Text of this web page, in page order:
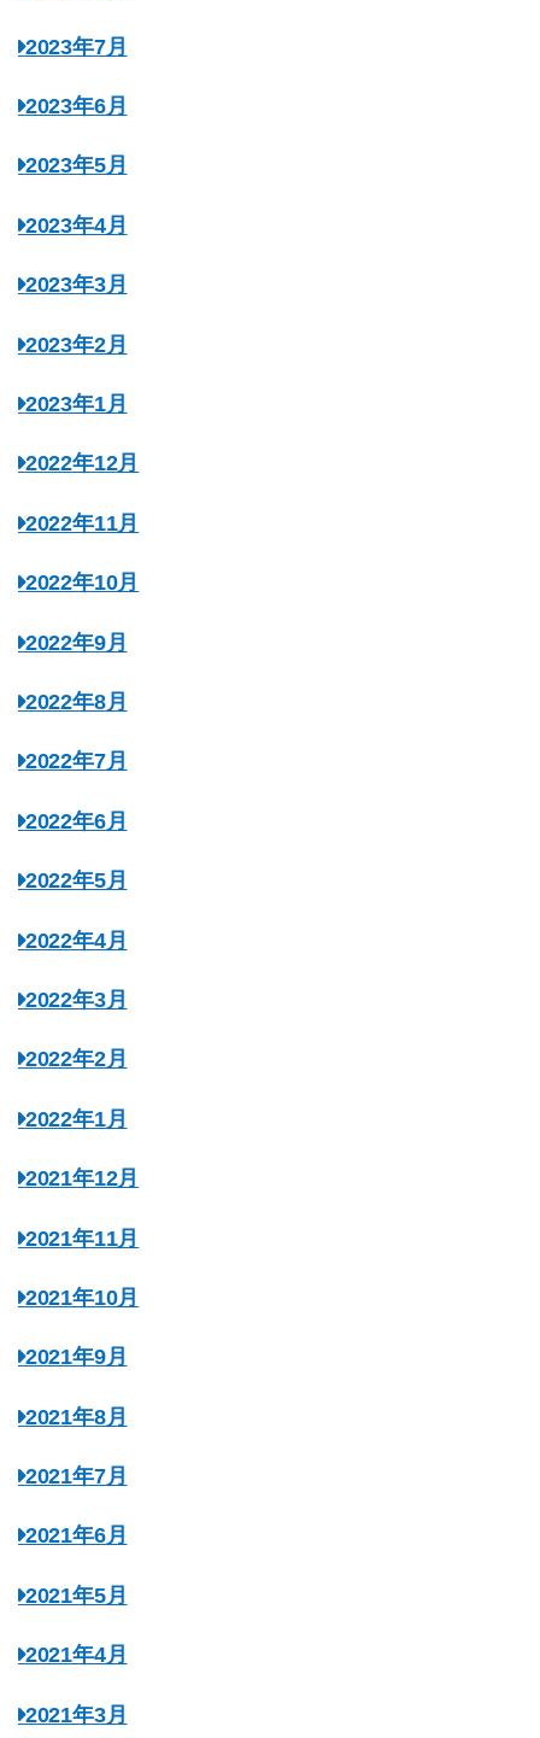
2023年7月
2023年6月
2023年5月
2023年4月
2023年3月
2023年2月
2023年1月
2022年12月
2022年11月
2022年10月
2022年9月
2022年8月
2022年7月
2022年6月
2022年5月
2022年4月
2022年3月
2022年2月
2022年1月
2021年12月
2021年11月
2021年10月
2021年9月
2021年8月
2021年7月
2021年6月
2021年5月
2021年4月
2021年3月